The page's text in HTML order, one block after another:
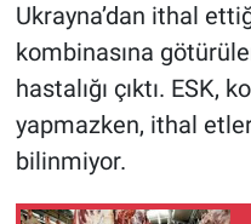
Ukrayna’dan ithal
kombinasına
hastalığı çıktı. ESK,
yapmazken, ithal
bilinmiyor.